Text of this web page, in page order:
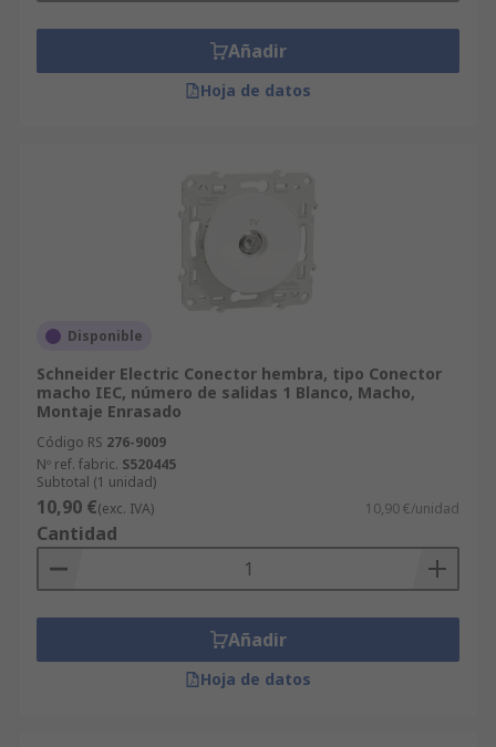
Añadir
Hoja de datos
Disponible
Schneider Electric Conector hembra, tipo Conector
macho IEC, número de salidas 1 Blanco, Macho,
Montaje Enrasado
Código RS 276-9009
Nº ref. fabric. S520445
Subtotal (1 unidad)
10,90 €(exc. IVA) 10,90 €/unidad
Cantidad
Añadir
Hoja de datos